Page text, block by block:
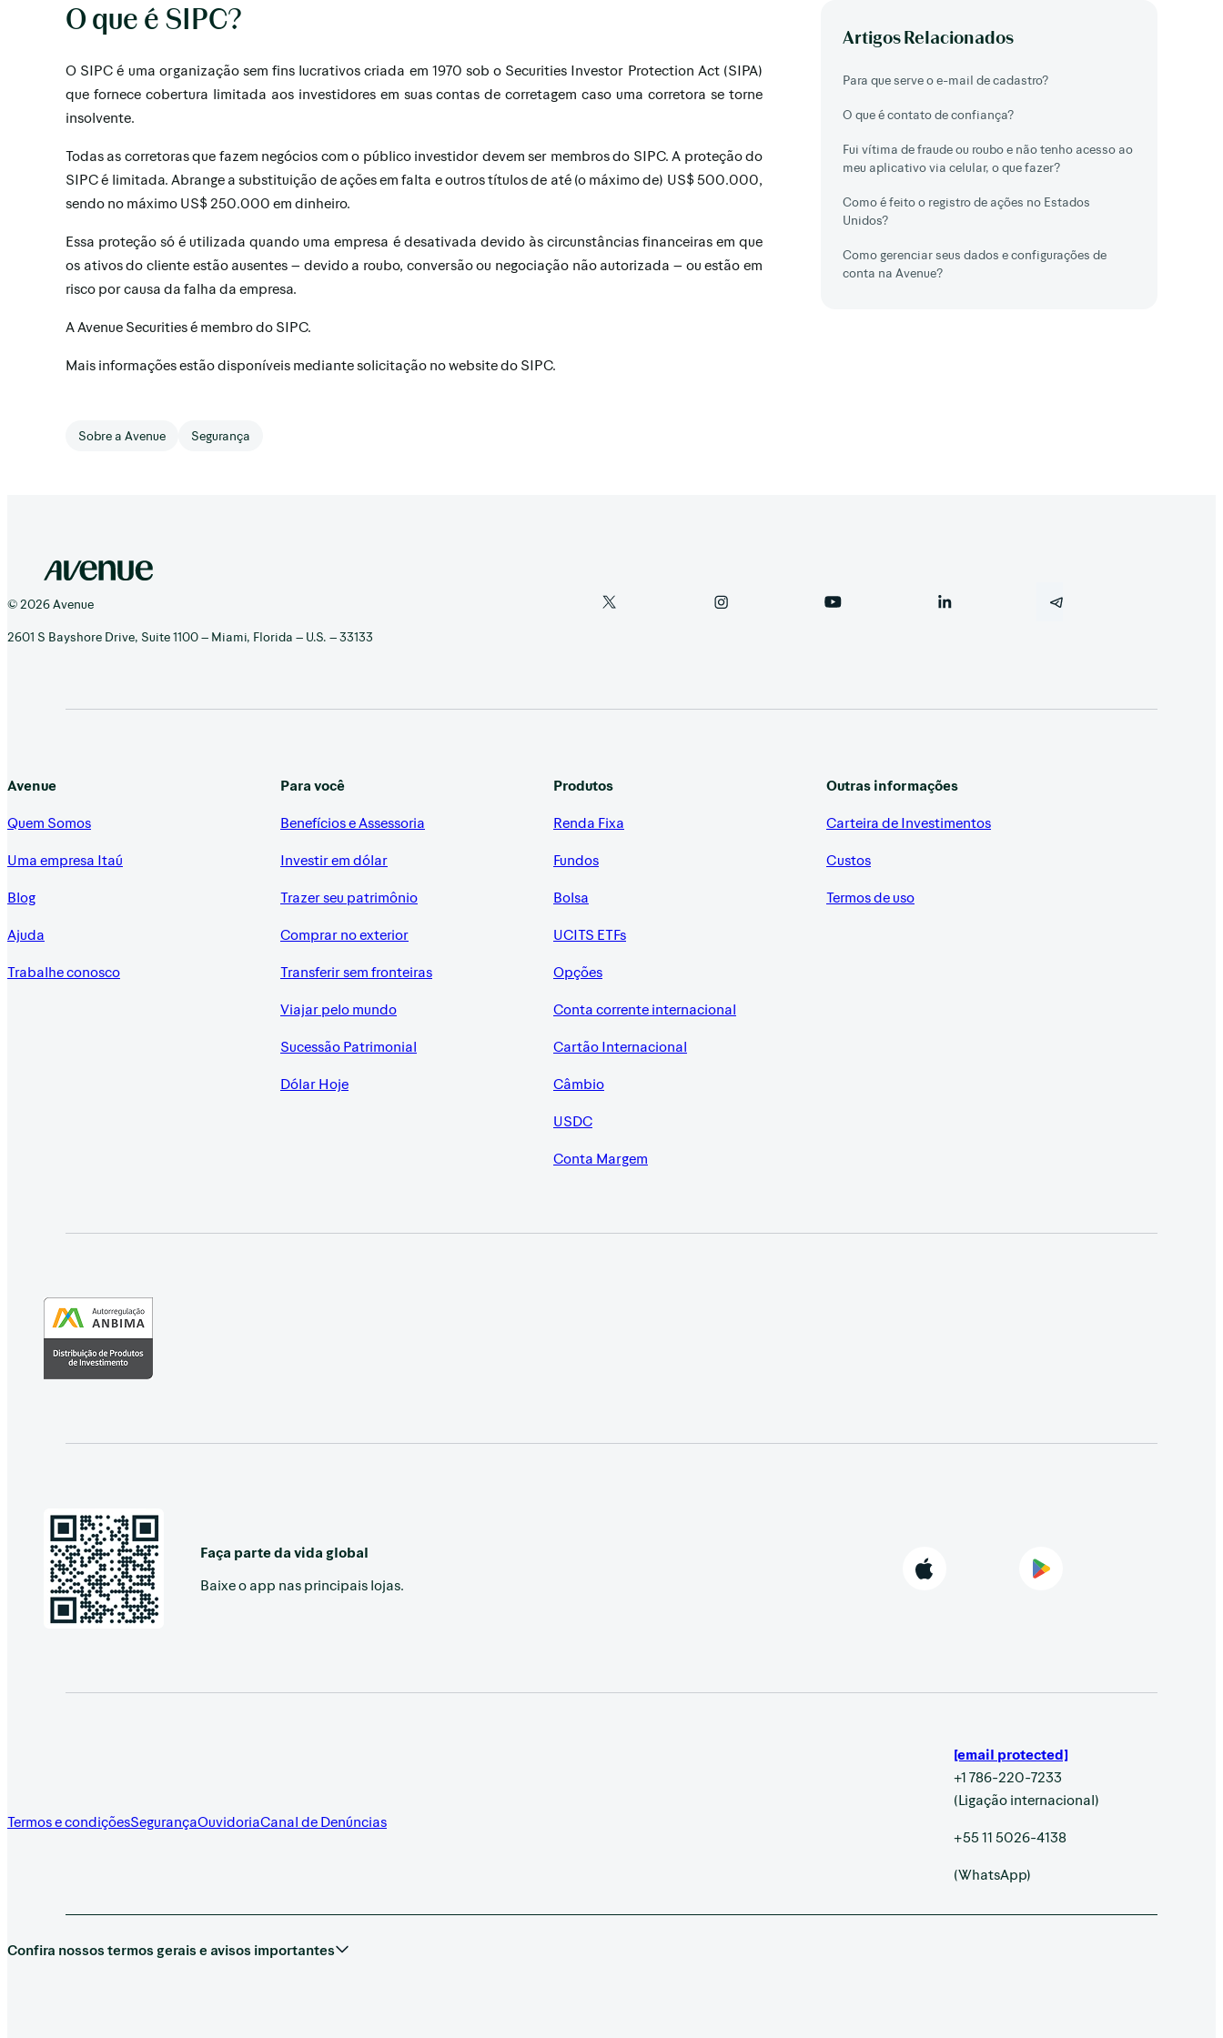
O que é SIPC?
O SIPC é uma organização sem fins lucrativos criada em 1970 sob o Securities Investor Protection Act (SIPA)
que fornece cobertura limitada aos investidores em suas contas de corretagem caso uma corretora se torne
insolvente.
Todas as corretoras que fazem negócios com o público investidor devem ser membros do SIPC. A proteção do
SIPC é limitada. Abrange a substituição de ações em falta e outros títulos de até (o máximo de) US$ 500.000,
sendo no máximo US$ 250.000 em dinheiro.
Essa proteção só é utilizada quando uma empresa é desativada devido às circunstâncias financeiras em que
os ativos do cliente estão ausentes – devido a roubo, conversão ou negociação não autorizada – ou estão em
risco por causa da falha da empresa.
A Avenue Securities é membro do SIPC.
Mais informações estão disponíveis mediante solicitação no website do SIPC.
Sobre a Avenue Segurança
Artigos Relacionados
Para que serve o e-mail de cadastro?
O que é contato de confiança?
Fui vítima de fraude ou roubo e não tenho acesso ao
meu aplicativo via celular, o que fazer?
Como é feito o registro de ações no Estados
Unidos?
Como gerenciar seus dados e configurações de
conta na Avenue?
© 2026 Avenue
2601 S Bayshore Drive, Suite 1100 – Miami, Florida – U.S. – 33133
Avenue
Quem Somos
Uma empresa Itaú
Blog
Ajuda
Trabalhe conosco
Para você
Benefícios e Assessoria
Investir em dólar
Trazer seu patrimônio
Comprar no exterior
Transferir sem fronteiras
Viajar pelo mundo
Sucessão Patrimonial
Dólar Hoje
Produtos
Renda Fixa
Fundos
Bolsa
UCITS ETFs
Opções
Conta corrente internacional
Cartão Internacional
Câmbio
USDC
Conta Margem
Outras informações
Carteira de Investimentos
Custos
Termos de uso
Faça parte da vida global
Baixe o app nas principais lojas.
Termos e condiçõesSegurançaOuvidoriaCanal de Denúncias
[email protected]
+1 786-220-7233
(Ligação internacional)
+55 11 5026-4138
(WhatsApp)
Confira nossos termos gerais e avisos importantes